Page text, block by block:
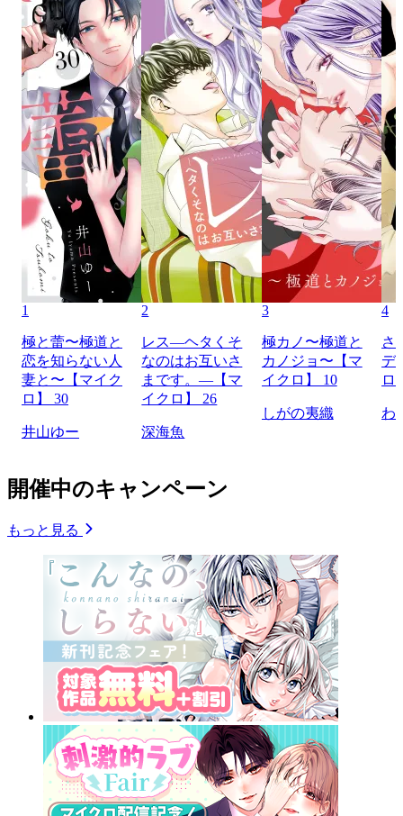
1
極と蕾〜極道と
恋を知らない人
妻と〜【マイク
ロ】 30
井山ゆー
2
レス―ヘタくそ
なのはお互いさ
まです。―【マ
イクロ】 26
深海魚
3
極カノ〜極道と
カノジョ〜【マ
イクロ】 10
しがの夷織
4
さ
デ
ロ
わ
開催中のキャンペーン
もっと見る